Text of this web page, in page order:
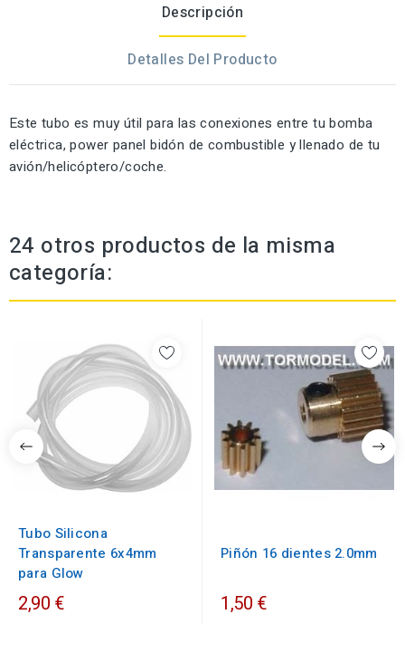
Descripción
Detalles Del Producto
Este tubo es muy útil para las conexiones entre tu bomba
eléctrica, power panel bidón de combustible y llenado de tu
avión/helicóptero/coche.
24 otros productos de la misma
categoría:
Tubo Silicona
Transparente 6x4mm
para Glow
2,90 €
Piñón 16 dientes 2.0mm
1,50 €